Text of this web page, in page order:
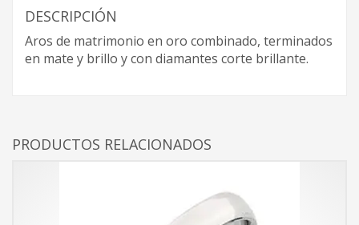
DESCRIPCIÓN
Aros de matrimonio en oro combinado, terminados
en mate y brillo y con diamantes corte brillante.
PRODUCTOS RELACIONADOS